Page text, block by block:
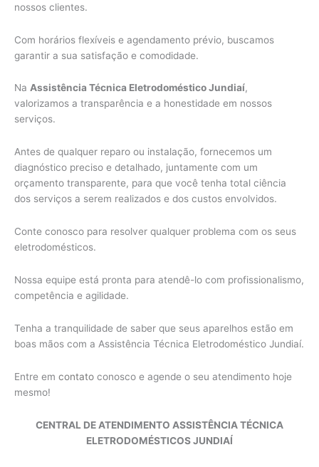
nossos clientes.
Com horários flexíveis e agendamento prévio, buscamos
garantir a sua satisfação e comodidade.
Na Assistência Técnica Eletrodoméstico Jundiaí,
valorizamos a transparência e a honestidade em nossos
serviços.
Antes de qualquer reparo ou instalação, fornecemos um
diagnóstico preciso e detalhado, juntamente com um
orçamento transparente, para que você tenha total ciência
dos serviços a serem realizados e dos custos envolvidos.
Conte conosco para resolver qualquer problema com os seus
eletrodomésticos.
Nossa equipe está pronta para atendê-lo com profissionalismo,
competência e agilidade.
Tenha a tranquilidade de saber que seus aparelhos estão em
boas mãos com a Assistência Técnica Eletrodoméstico Jundiaí.
Entre em contato conosco e agende o seu atendimento hoje
mesmo!
CENTRAL DE ATENDIMENTO ASSISTÊNCIA TÉCNICA
ELETRODOMÉSTICOS JUNDIAÍ